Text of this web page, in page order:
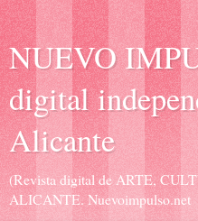
NUEVO
digital
Alicante
(Revista digital de ARTE,
ALICANTE. Nuevoimpulso.net